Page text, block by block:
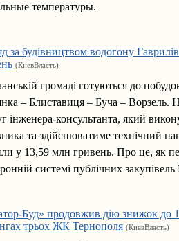
температуры.
за будівництвом водогону
(КиевВласть)
громаді готуються до
– Блиставиця – Буча – Ворзель.
інженера-консультанта, який
та здійснюватиме технічний
у 13,59 млн гривень. Про це, як
системі публічних
Буд» продовжив дію знижок до
трьох ЖК Тернополя (КиевВласть)